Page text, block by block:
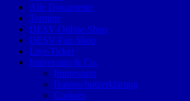
Alle Dokumente
Termine
DESV-Online-Shop
DESV-Fan-Shop
Live-Ticker
Impressum & Co.
Impressum
Datenschutzerklärung
Cookies